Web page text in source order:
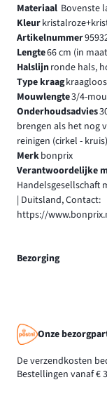
Materiaal Bovenste
Kleur
Artikelnummer
Lengte66 cm (in
Halslijnronde hals,
Type kraagkraagloos
Mouwlengte3/4-
Onderhoudsadvies
brengen als het nog
reinigen (cirkel -
Merkbonprix
Verantwoordelijke
Handelsgesellschaft
| Duitsland, Contact:
https://
Bezorging
Onze
De verzendkosten
Bestellingen vanaf €